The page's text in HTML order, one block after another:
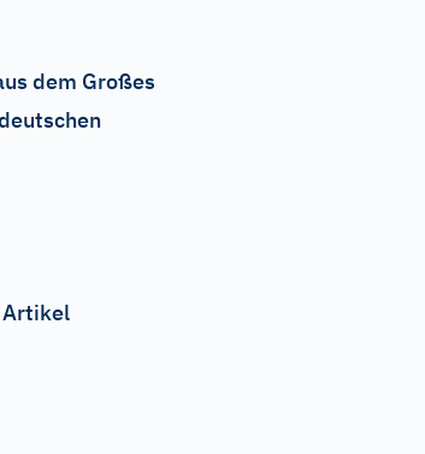
dem Großes
Artikel